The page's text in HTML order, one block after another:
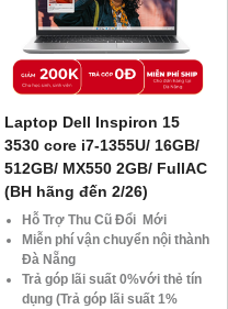
Laptop Dell Inspiron 15
3530 core i7-1355U/ 16GB/
512GB/ MX550 2GB/ FullAC
(BH hãng đến 2/26)
Hỗ Trợ Thu Cũ Đổi Mới
Miễn phí vận chuyển nội thành
Đà Nẵng
Trả góp lãi suất 0%với thẻ tín
dụng (Trả góp lãi suất 1%